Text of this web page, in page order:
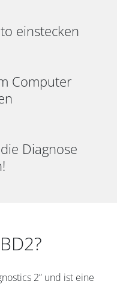
einstecken
Computer
Diagnose
2” und ist eine